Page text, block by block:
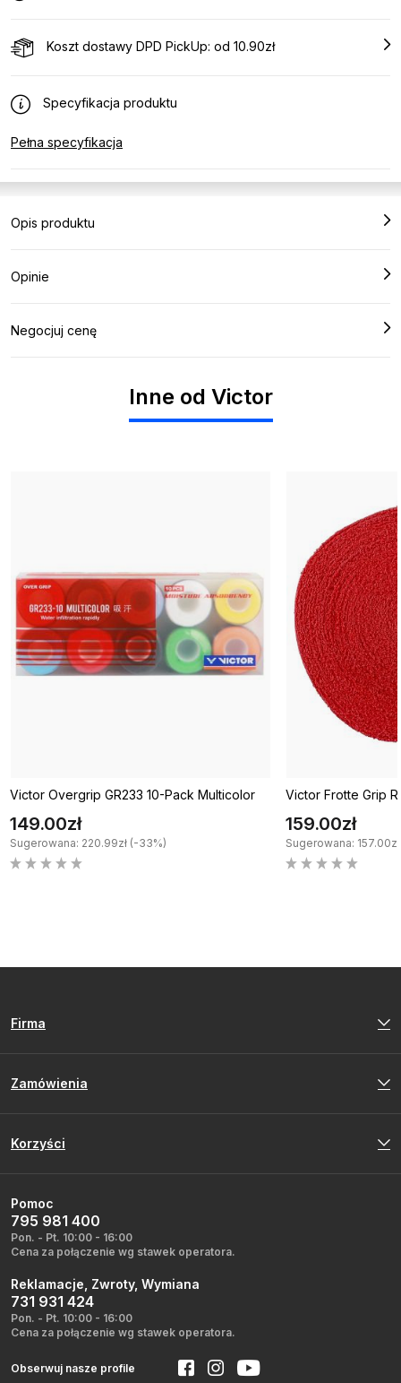
Koszt dostawy DPD PickUp: od 10.90zł
Specyfikacja produktu
Pełna specyfikacja
Opis produktu
Opinie
Negocjuj cenę
Inne od Victor
Victor Overgrip GR233 10-Pack Multicolor
149.00zł
Sugerowana: 220.99zł (-33%)
Victor Frotte Grip
159.00zł
Sugerowana:
Firma
Zamówienia
Korzyści
Pomoc
795 981 400
Pon. - Pt. 10:00 - 16:00
Cena za połączenie wg stawek operatora.
Reklamacje, Zwroty, Wymiana
731 931 424
Pon. - Pt. 10:00 - 16:00
Cena za połączenie wg stawek operatora.
Obserwuj nasze profile